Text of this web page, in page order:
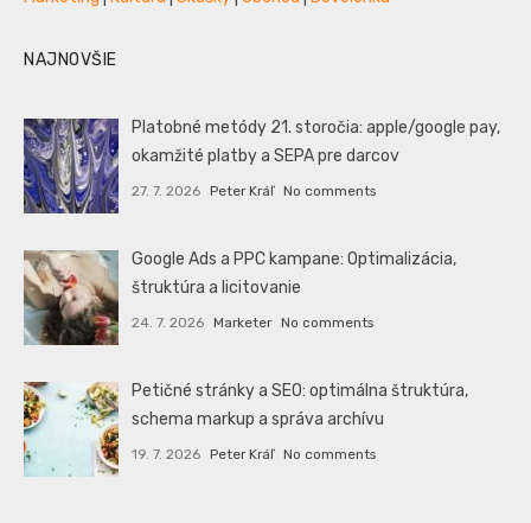
NAJNOVŠIE
Platobné metódy 21. storočia: apple/google pay,
okamžité platby a SEPA pre darcov
27. 7. 2026 Peter Kráľ No comments
Google Ads a PPC kampane: Optimalizácia,
štruktúra a licitovanie
24. 7. 2026 Marketer No comments
Petičné stránky a SEO: optimálna štruktúra,
schema markup a správa archívu
19. 7. 2026 Peter Kráľ No comments